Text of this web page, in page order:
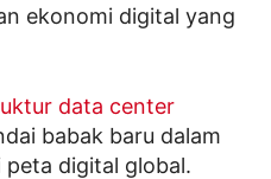
ekonomi digital yang
data center
babak baru dalam
digital global.